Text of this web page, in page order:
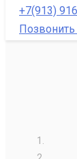
+7(913)
Позвонить